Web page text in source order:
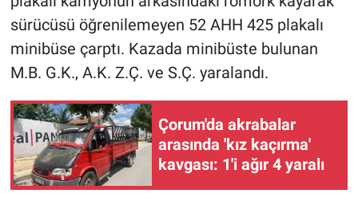
sürücüsü öğrenilemeyen 52 AHH 425 plakalı
minibüse çarptı. Kazada minibüste bulunan
M.B. G.K., A.K. Z.Ç. ve S.Ç. yaralandı.
Çorum'da akrabalar
arasında 'kız kaçırma'
kavgası: 1'i ağır 4 yaralı